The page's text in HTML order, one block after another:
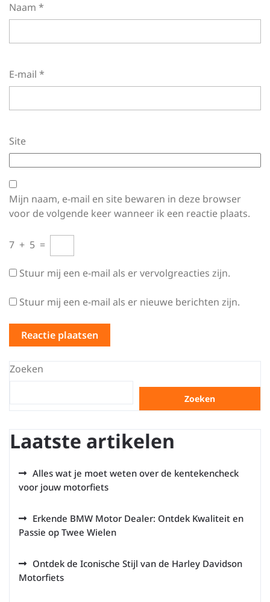
Naam *
E-mail *
Site
Mijn naam, e-mail en site bewaren in deze browser
voor de volgende keer wanneer ik een reactie plaats.
7 + 5 =
Stuur mij een e-mail als er vervolgreacties zijn.
Stuur mij een e-mail als er nieuwe berichten zijn.
Zoeken
Zoeken
Laatste artikelen
Alles wat je moet weten over de kentekencheck
voor jouw motorfiets
Erkende BMW Motor Dealer: Ontdek Kwaliteit en
Passie op Twee Wielen
Ontdek de Iconische Stijl van de Harley Davidson
Motorfiets